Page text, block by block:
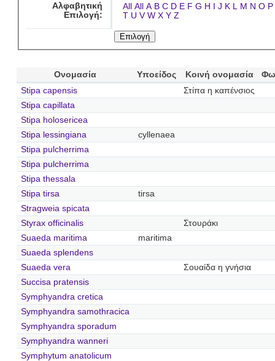
Αλφαβητική
Επιλογή:
All All A B C D E F G H I J K L M N O P
T U V W X Y Z
Ονομασία Υποείδος Κοινή ονομασία
Stipa capensis
Στίπα η καπένσιος
Stipa capillata
Stipa holosericea
Stipa lessingiana
cyllenaea
Stipa pulcherrima
Stipa pulcherrima
Stipa thessala
Stipa tirsa
tirsa
Stragweia spicata
Styrax officinalis
Στουράκι
Suaeda maritima
maritima
Suaeda splendens
Suaeda vera
Σουαίδα η γνήσια
Succisa pratensis
Symphyandra cretica
Symphyandra samothracica
Symphyandra sporadum
Symphyandra wanneri
Symphytum anatolicum